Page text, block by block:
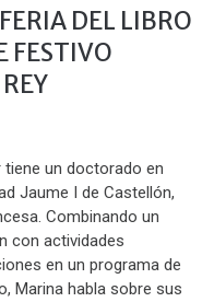
DEL LIBRO
FESTIVO
un doctorado en
Jaume I de Castellón,
Combinando un
con actividades
en un programa de
Marina habla sobre sus